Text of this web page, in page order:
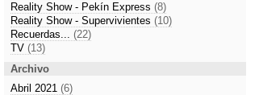
Reality Show - Pekín Express (8)
Reality Show - Supervivientes (10)
Recuerdas... (22)
TV (13)
Archivo
Abril 2021 (6)